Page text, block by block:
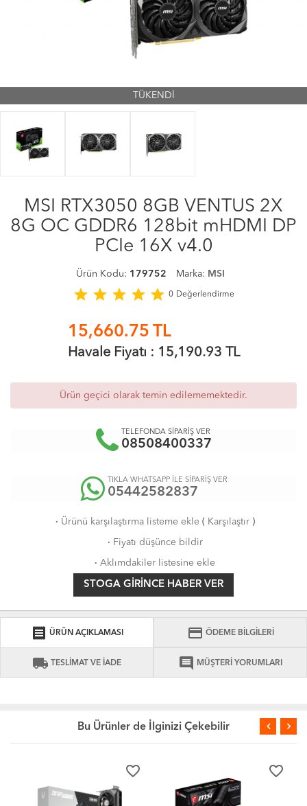
TÜKENDİ
MSI RTX3050 8GB VENTUS 2X
8G OC GDDR6 128bit mHDMI DP
PCIe 16X v4.0
Ürün Kodu: 179752 Marka: MSI
star star star star star 0 Değerlendirme
15,660.75 TL
Havale Fiyatı : 15,190.93 TL
Ürün geçici olarak temin edilememektedir.
TELEFONDA SİPARİŞ VER
08508400337
TIKLA WHATSAPP İLE SİPARİŞ VER
05442582837
· Ürünü karşılaştırma listeme ekle( Karşılaştır)
· Fiyatı düşünce bildir
· Aklımdakiler listesine ekle
STOGA GIRINCE HABER VER
receipt ÜRÜN AÇIKLAMASI credit_card ÖDEME BİLGİLERİ
local_shipping TESLİMAT VE İADE comment MÜŞTERİ YORUMLARI
Bu Ürünler de İlginizi Çekebilir
favorite_border favorite_border